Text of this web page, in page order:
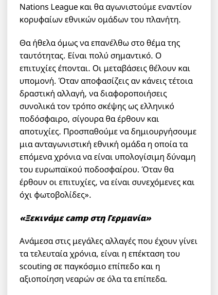
Nations League και θα αγωνιστούμε εναντίον
κορυφαίων εθνικών ομάδων του πλανήτη.
Θα ήθελα όμως να επανέλθω στο θέμα της
ταυτότητας. Είναι πολύ σημαντικό. Ο
επιτυχίες έπονται. Οι μεταβάσεις θέλουν και
υπομονή. Όταν αποφασίζεις αν κάνεις τέτοια
δραστική αλλαγή, να διαφοροποιήσεις
συνολικά τον τρόπο σκέψης ως ελληνικό
ποδόσφαιρο, σίγουρα θα έρθουν και
αποτυχίες. Προσπαθούμε να δημιουργήσουμε
μια ανταγωνιστική εθνική ομάδα η οποία τα
επόμενα χρόνια να είναι υπολογίσιμη δύναμη
του ευρωπαϊκού ποδοσφαίρου. Όταν θα
έρθουν οι επιτυχίες, να είναι συνεχόμενες και
όχι φωτοβολίδες».
«Ξεκινάμε campστη Γερμανία»
Ανάμεσα στις μεγάλες αλλαγές που έχουν γίνει
τα τελευταία χρόνια, είναι η επέκταση του
scouting σε παγκόσμιο επίπεδο και η
αξιοποίηση νεαρών σε όλα τα επίπεδα.